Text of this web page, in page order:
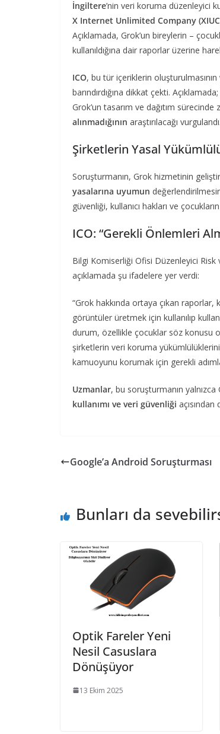
İngiltere’nin veri koruma düzenleyici
X Internet Unlimited Company
Açıklamada, Grok’un bireylerin –
kullanıldığına dair raporlar üzerine
ICO, bu tür içeriklerin
barındırdığına dikkat çekti.
Grok’un tasarım ve dağıtım
alınmadığının araştırılacağı vurgulandı.
Şirketlerin Yasal
Soruşturmanın, Grok hizmetinin
yasalarına uyumun
güvenliği, kullanıcı hakları ve
ICO: “Gerekli Önlemleri
Bilgi Komiserliği Ofisi Düzenleyici
açıklamada şu ifadelere yer verdi:
“Grok hakkında ortaya çıkan
görüntüler üretmek için kullanılıp
durum, özellikle çocuklar söz konusu
şirketlerin veri koruma
kamuoyunu korumak için gerekli
Uzmanlar, bu soruşturmanın
kullanımı ve veri güvenliği
Google’a Android Soruşturması
Bunları da
Optik Fareler Yeni
Nesil Casuslara
Dönüşüyor
13 Ekim 2025